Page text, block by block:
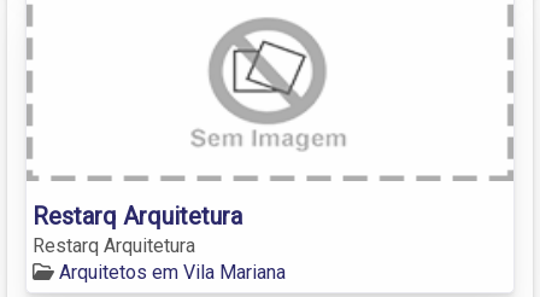
Restarq Arquitetura
Restarq Arquitetura
Arquitetos em Vila Mariana